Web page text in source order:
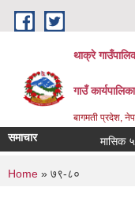
Skip to main content
थाक्रे
गाउँ
बागमती प्रदेश,
समाचार मासिक
You are here
Home » ७९-८०